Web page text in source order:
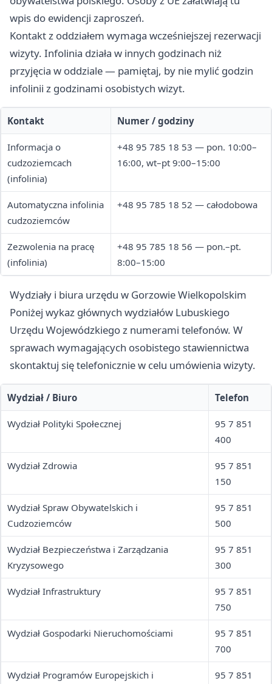
wpis do ewidencji zaproszeń.
Kontakt z oddziałem wymaga wcześniejszej rezerwacji
wizyty. Infolinia działa w innych godzinach niż
przyjęcia w oddziale — pamiętaj, by nie mylić godzin
infolinii z godzinami osobistych wizyt.
Kontakt Numer / godziny
Informacja o
cudzoziemcach
(infolinia)
+48 95 785 18 53 — pon. 10:00–
16:00, wt–pt 9:00–15:00
Automatyczna infolinia
cudzoziemców
+48 95 785 18 52 — całodobowa
Zezwolenia na pracę
(infolinia)
+48 95 785 18 56 — pon.–pt.
8:00–15:00
Wydziały i biura urzędu w Gorzowie Wielkopolskim
Poniżej wykaz głównych wydziałów Lubuskiego
Urzędu Wojewódzkiego z numerami telefonów. W
sprawach wymagających osobistego stawiennictwa
skontaktuj się telefonicznie w celu umówienia wizyty.
Wydział / Biuro Telefon
Wydział Polityki Społecznej
95 7 851
400
Wydział Zdrowia
95 7 851
150
Wydział Spraw Obywatelskich i
Cudzoziemców
95 7 851
500
Wydział Bezpieczeństwa i Zarządzania
Kryzysowego
95 7 851
300
Wydział Infrastruktury
95 7 851
750
Wydział Gospodarki Nieruchomościami
95 7 851
700
Wydział Programów Europejskich i
95 7 851